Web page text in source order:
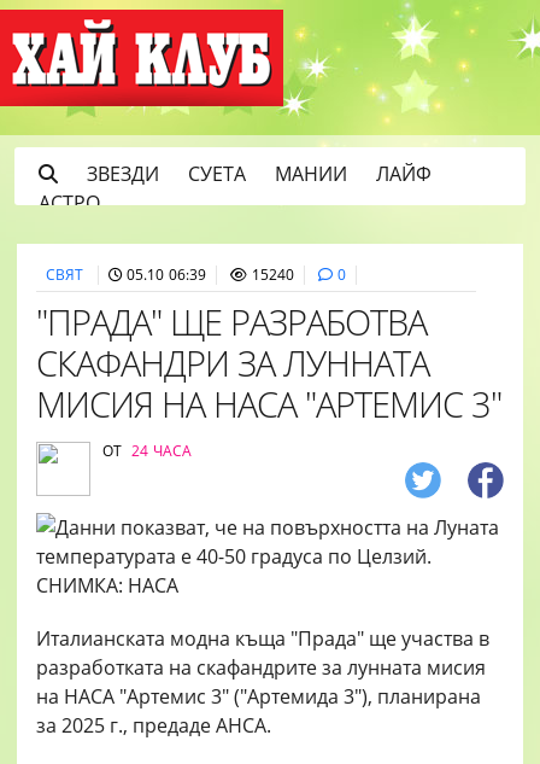
ЗВЕЗДИ СУЕТА МАНИИ
ЛАЙФ
АСТРО
СВЯТ 05.10 06:39 15240 0
"ПРАДА" ЩЕ РАЗРАБОТВА
СКАФАНДРИ ЗА ЛУННАТА
МИСИЯ НА НАСА "АРТЕМИС 3"
ОТ 24 ЧАСА
Италианската модна къща "Прада" ще участва в
разработката на скафандрите за лунната мисия
на НАСА "Артемис 3" ("Артемида 3"), планирана
за 2025 г., предаде АНСА.